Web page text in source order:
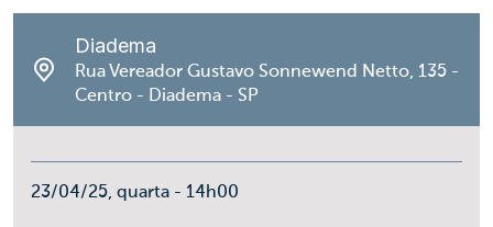
Diadema
Rua Vereador Gustavo Sonnewend Netto, 135 -
Centro - Diadema - SP
23/04/25, quarta - 14h00